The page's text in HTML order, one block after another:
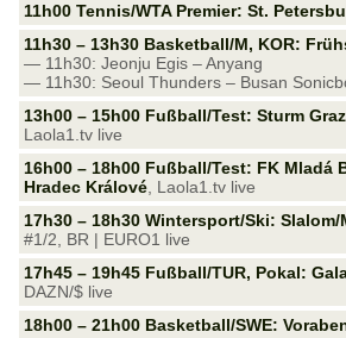
11h00 Tennis/WTA Premier: St.
11h30 – 13h30 Basketball/M, KOR:
— 11h30: Jeonju Egis – Anyang
— 11h30: Seoul Thunders – Busan
13h00 – 15h00 Fußball/Test: Sturm
Laola1.tv live
16h00 – 18h00 Fußball/Test: FK Mladá
Hradec Králové , Laola1.tv live
17h30 – 18h30 Wintersport/Ski:
#1/2, BR | EURO1 live
17h45 – 19h45 Fußball/TUR, Pokal:
DAZN/$ live
18h00 – 21h00 Basketball/SWE: